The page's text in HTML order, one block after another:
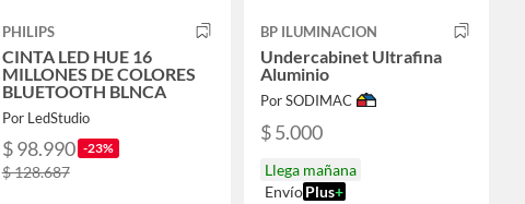
PHILIPS
CINTA LED HUE 16
MILLONES DE COLORES
BLUETOOTH BLNCA
Por LedStudio
$ 98.990 -23%
$ 128.687
BP ILUMINACION
Undercabinet Ultrafina
Aluminio
Por SODIMAC
$ 5.000
Llega mañana
EnvíoPlus+